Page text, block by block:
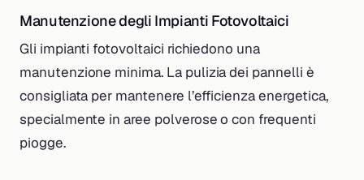
Manutenzione degli Impianti Fotovoltaici
Gli impianti fotovoltaici richiedono una
manutenzione minima. La pulizia dei pannelli è
consigliata per mantenere l’efficienza energetica,
specialmente in aree polverose o con frequenti
piogge.